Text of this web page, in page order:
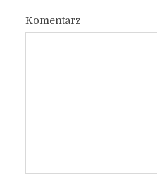
Komentarz